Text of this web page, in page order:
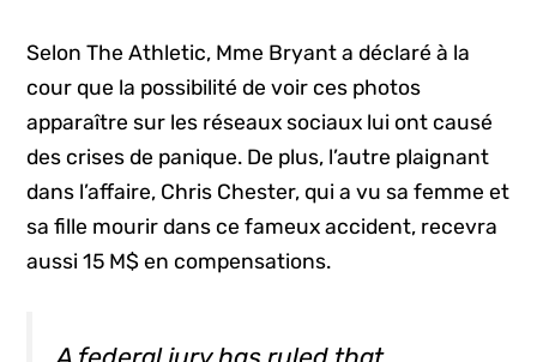
Selon The Athletic, Mme Bryant a déclaré à la
cour que la possibilité de voir ces photos
apparaître sur les réseaux sociaux lui ont causé
des crises de panique. De plus, l’autre plaignant
dans l’affaire, Chris Chester, qui a vu sa femme et
sa fille mourir dans ce fameux accident, recevra
aussi 15 M$ en compensations.